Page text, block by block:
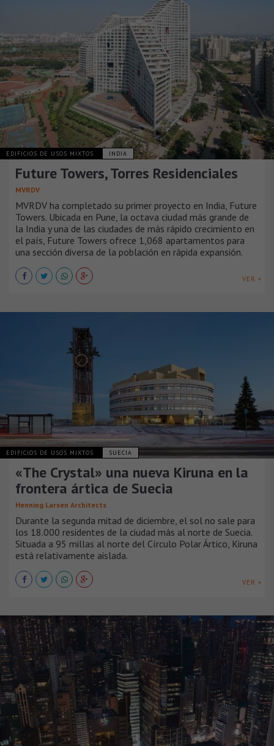
EDIFICIOS DE USOS MIXTOS INDIA
Future Towers, Torres Residenciales
MVRDV
MVRDV ha completado su primer proyecto en India, Future
Towers. Ubicada en Pune, la octava ciudad más grande de
la India y una de las ciudades de más rápido crecimiento en
el país, Future Towers ofrece 1,068 apartamentos para
una sección diversa de la población en rápida expansión.
VER +
EDIFICIOS DE USOS MIXTOS SUECIA
«The Crystal» una nueva Kiruna en la
frontera ártica de Suecia
Henning Larsen Architects
Durante la segunda mitad de diciembre, el sol no sale para
los 18.000 residentes de la ciudad más al norte de Suecia.
Situada a 95 millas al norte del Círculo Polar Ártico, Kiruna
está relativamente aislada.
VER +